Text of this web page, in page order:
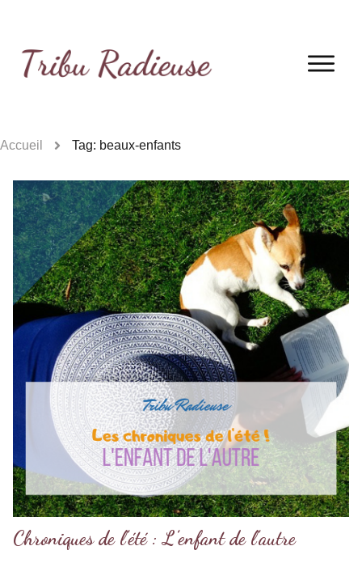
Accueil Tag: beaux-enfants
Chroniques de l’été : L’enfant de l’autre